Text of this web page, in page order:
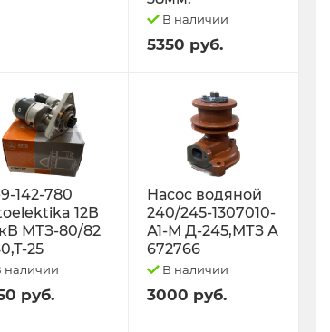
В наличии
5350 руб.
142-780
12В
МТЗ-80/82
25
наличии
руб.
Насос водяной
240/245-1307010-
А1-М Д-245,МТЗ А
672766
В наличии
3000 руб.